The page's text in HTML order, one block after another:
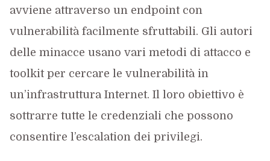
avviene attraverso un endpoint con
vulnerabilità facilmente sfruttabili. Gli autori
delle minacce usano vari metodi di attacco e
toolkit per cercare le vulnerabilità in
un’infrastruttura Internet. Il loro obiettivo è
sottrarre tutte le credenziali che possono
consentire l’escalation dei privilegi.